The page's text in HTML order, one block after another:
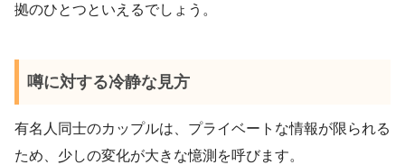
拠のひとつといえるでしょう。
噂に対する冷静な見方
有名人同士のカップルは、プライベートな情報が限られる
ため、少しの変化が大きな憶測を呼びます。